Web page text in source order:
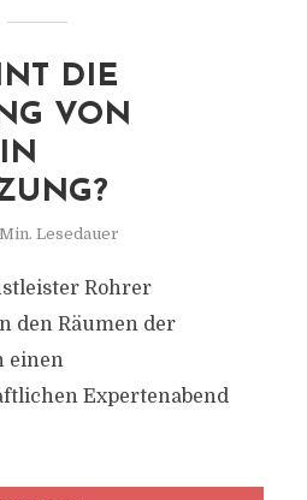
DIE
VON
Lesedauer
Rohrer
den Räumen der
einen
Expertenabend